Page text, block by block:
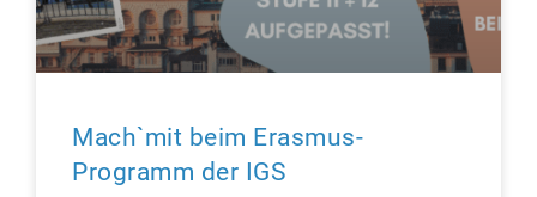
Mach`mit beim Erasmus-
Programm der IGS